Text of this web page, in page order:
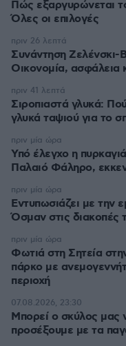
Πώς εξαργυρώνεται
Όλες οι επιλογές
Συνάντηση Ζελένσκι-
Οικονομία, ασφάλεια
πριν 26 λεπτά
Σιροπιαστά γλυκά:
γλυκά ταψιού για το
πριν 41 λεπτά
Υπό έλεγχο η
Παλαιό Φάληρο,
πριν μία ώρα
Εντυπωσιάζει με την
Όσμαν στις διακοπές
πριν μία ώρα
Φωτιά στη Σητεία
πάρκο με
περιοχή
πριν μία ώρα
Μπορεί ο σκύλος μας
προσέξουμε με τα
07.08.2026, 23:30